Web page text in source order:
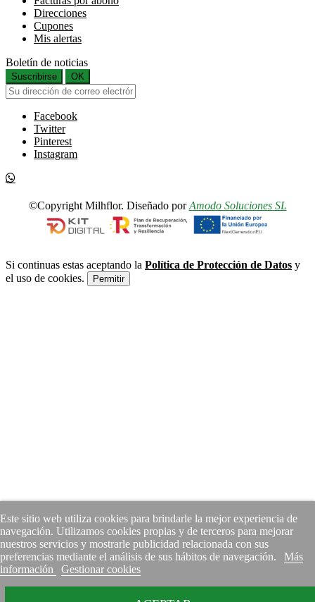
Este sitio web utiliza cookies para brindarle la mejor experiencia de
navegación. Utilizamos cookies propias y de terceros para mejorar
nuestros servicios y mostrarle publicidad relacionada con sus
preferencias mediante el análisis de sus hábitos de navegación.
Más
información
Gestionar cookies
Direcciones
Cupones
Mis alertas
Boletín de noticias
Suscribirse OK
Facebook
Twitter
Pinterest
Instagram
©Copyright Milhflor. Diseñado porAmodo Soluciones SL
Si continuas estas aceptando la Política de Protección de Datos y
el uso de cookies.
Permitir